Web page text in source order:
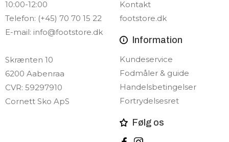
10:00-12:00
Telefon: (+45) 70 70 15 22
E-mail: info@footstore.dk
Skrænten 10
6200 Aabenraa
CVR: 59297910
Cornett Sko ApS
Kontakt
footstore.dk
Information
Kundeservice
Fodmåler & guide
Handelsbetingelser
Fortrydelsesret
Følg os